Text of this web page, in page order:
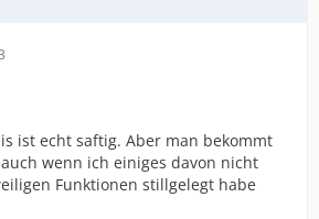
ist echt saftig. Aber man bekommt
wenn ich einiges davon nicht
Funktionen stillgelegt habe